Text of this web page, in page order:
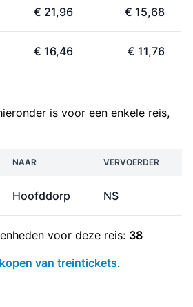
€ 21,96 € 15,68
€ 16,46 € 11,76
is voor een enkele reis,
NAAR VERVOERDER
Hoofddorp NS
voor deze reis: 38
van treintickets.